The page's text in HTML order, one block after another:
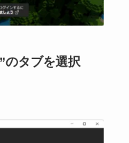
タブを選択